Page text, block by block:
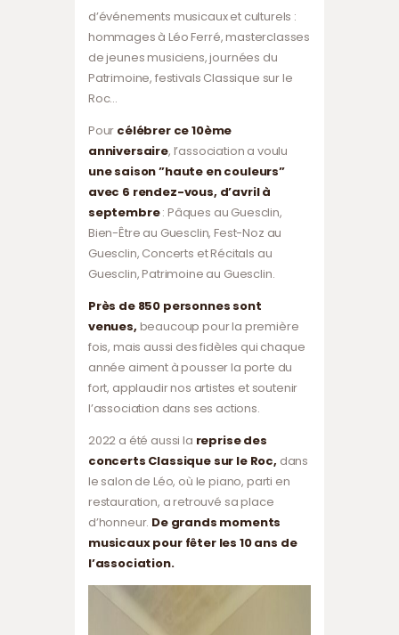
d’événements musicaux et culturels :
hommages à Léo Ferré, masterclasses
de jeunes musiciens, journées du
Patrimoine, festivals Classique sur le
Roc…
Pour célébrer ce 10ème
anniversaire, l’association a voulu
une saison ”haute en couleurs”
avec 6 rendez-vous, d’avril à
septembre: Pâques au Guesclin,
Bien-Être au Guesclin, Fest-Noz au
Guesclin, Concerts et Récitals au
Guesclin, Patrimoine au Guesclin.
Près de 850 personnes sont
venues, beaucoup pour la première
fois, mais aussi des fidèles qui chaque
année aiment à pousser la porte du
fort, applaudir nos artistes et soutenir
l’association dans ses actions.
2022 a été aussi la reprise des
concerts Classique sur le Roc, dans
le salon de Léo, où le piano, parti en
restauration, a retrouvé sa place
d’honneur. De grands moments
musicaux pour fêter les 10 ans de
l’association.